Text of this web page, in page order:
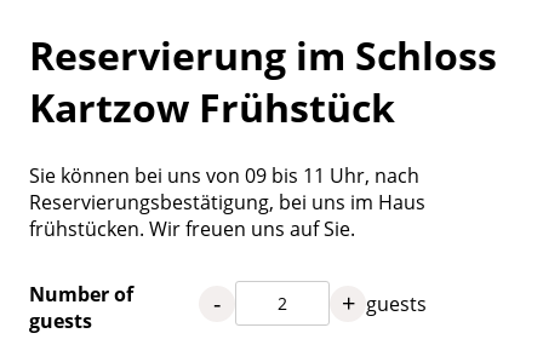
Reservierung im Schloss
Kartzow Frühstück
Sie können bei uns von 09 bis 11 Uhr, nach
Reservierungsbestätigung, bei uns im Haus
frühstücken. Wir freuen uns auf Sie.
Number of
guests
- + guests